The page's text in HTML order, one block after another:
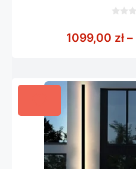
5
1099,00 zł –